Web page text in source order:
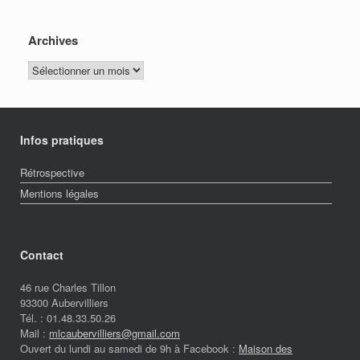
Archives
Archives
Infos pratiques
Rétrospective
Mentions légales
Contact
46 rue Charles Tillon
93300 Aubervilliers
Tél. : 01.48.33.50.26
Mail : mlcaubervilliers@gmail.com
Ouvert du lundi au samedi de 9h à Facebook : Maison des